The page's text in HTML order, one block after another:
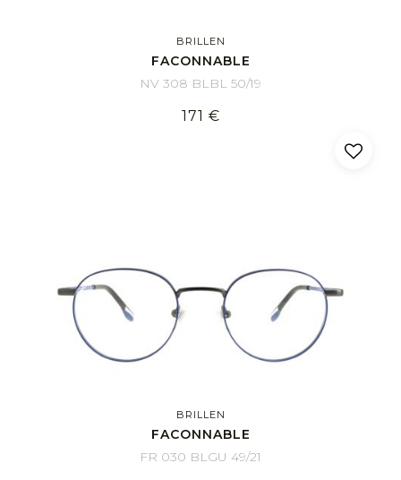
BRILLEN
FACONNABLE
NV 308 BLBL 50/19
171 €
BRILLEN
FACONNABLE
FR 030 BLGU 49/21